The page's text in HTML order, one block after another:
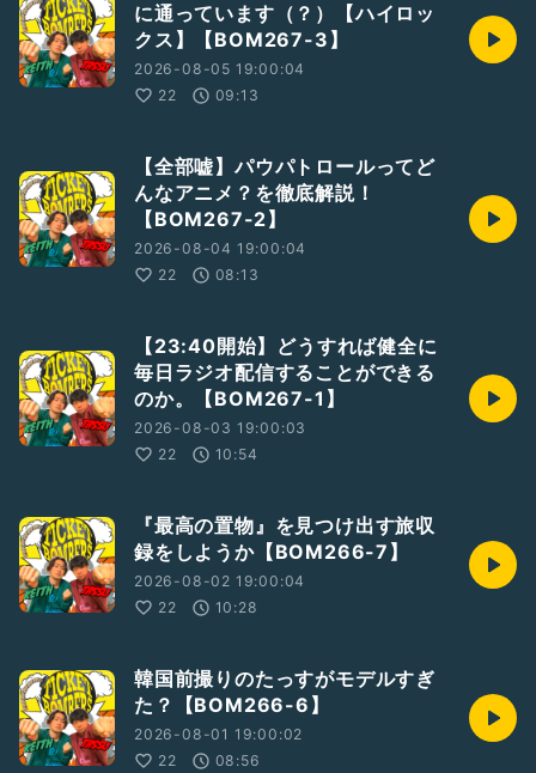
に通っています（？）【ハイロッ
クス】【BOM267-3】
2026-08-05 19:00:04
22
09:13
【全部嘘】パウパトロールってど
んなアニメ？を徹底解説！
【BOM267-2】
2026-08-04 19:00:04
22
08:13
【23:40開始】どうすれば健全に
毎日ラジオ配信することができる
のか。【BOM267-1】
2026-08-03 19:00:03
22
10:54
『最高の置物』を見つけ出す旅収
録をしようか【BOM266-7】
2026-08-02 19:00:04
22
10:28
韓国前撮りのたっすがモデルすぎ
た？【BOM266-6】
2026-08-01 19:00:02
22
08:56